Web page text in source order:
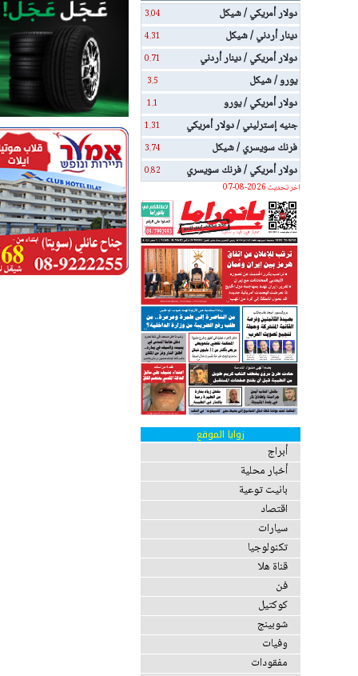
دولار أمريكي / شيكل
3.04
دينار أردني / شيكل 4.31
دولار أمريكي / دينار أردني 0.71
يورو / شيكل 3.5
دولار أمريكي / يورو 1.1
جنيه إسترليني / دولار أمريكي 1.31
فرنك سويسري / شيكل 3.74
دولار أمريكي / فرنك سويسري
0.82
اخر تحديث 2026-08-07
زوايا الموقع
أبراج
أخبار محلية
بانيت توعية
اقتصاد
سيارات
تكنولوجيا
قناة هلا
فن
كوكتيل
شوبينج
وفيات
مفقودات